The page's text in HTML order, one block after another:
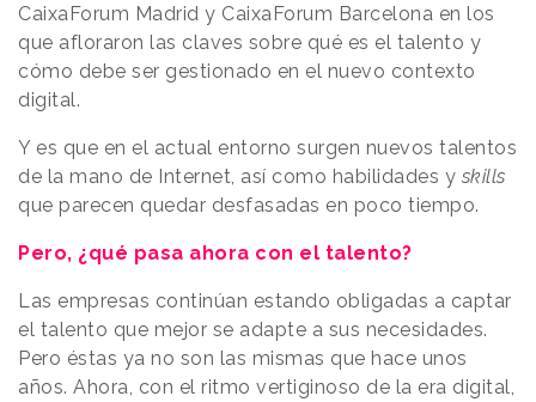
CaixaForum Madrid y CaixaForum Barcelona en los
que afloraron las claves sobre qué es el talento y
cómo debe ser gestionado en el nuevo contexto
digital.
Y es que en el actual entorno surgen nuevos talentos
de la mano de Internet, así como habilidades y skills
que parecen quedar desfasadas en poco tiempo.
Pero, ¿qué pasa ahora con el talento?
Las empresas continúan estando obligadas a captar
el talento que mejor se adapte a sus necesidades.
Pero éstas ya no son las mismas que hace unos
años. Ahora, con el ritmo vertiginoso de la era digital,